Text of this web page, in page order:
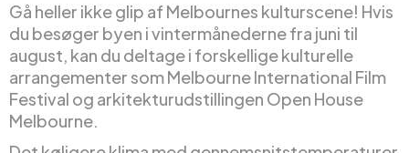
Gå heller ikke glip af Melbournes kulturscene! Hvis
du besøger byen i vintermånederne fra juni til
august, kan du deltage i forskellige kulturelle
arrangementer som Melbourne International Film
Festival og arkitekturudstillingen Open House
Melbourne.